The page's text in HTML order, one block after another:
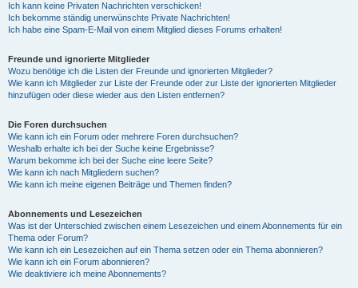
Ich kann keine Privaten Nachrichten verschicken!
Ich bekomme ständig unerwünschte Private Nachrichten!
Ich habe eine Spam-E-Mail von einem Mitglied dieses Forums erhalten!
Freunde und ignorierte Mitglieder
Wozu benötige ich die Listen der Freunde und ignorierten Mitglieder?
Wie kann ich Mitglieder zur Liste der Freunde oder zur Liste der ignorierten Mitglieder
hinzufügen oder diese wieder aus den Listen entfernen?
Die Foren durchsuchen
Wie kann ich ein Forum oder mehrere Foren durchsuchen?
Weshalb erhalte ich bei der Suche keine Ergebnisse?
Warum bekomme ich bei der Suche eine leere Seite?
Wie kann ich nach Mitgliedern suchen?
Wie kann ich meine eigenen Beiträge und Themen finden?
Abonnements und Lesezeichen
Was ist der Unterschied zwischen einem Lesezeichen und einem Abonnements für ein
Thema oder Forum?
Wie kann ich ein Lesezeichen auf ein Thema setzen oder ein Thema abonnieren?
Wie kann ich ein Forum abonnieren?
Wie deaktiviere ich meine Abonnements?